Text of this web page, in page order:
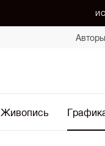
Авторы
Живопись